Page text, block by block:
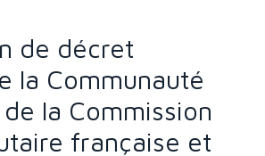
de décret
la Communauté
la Commission
française et